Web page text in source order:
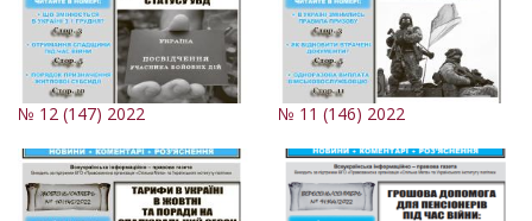
№ 12 (147) 2022 № 11 (146) 2022